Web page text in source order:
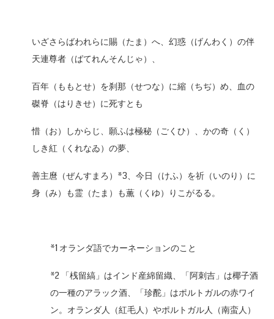
いざさらばわれらに賜（たま）へ、幻惑（げんわく）の伴
天連尊者（ばてれんそんじゃ）、
百年（ももとせ）を刹那（せつな）に縮（ちぢ）め、血の
磔脊（はりきせ）に死すとも
惜（お）しからじ、願ふは極秘（ごくひ）、かの奇（く）
しき紅（くれなゐ）の夢、
善主麿（ぜんすまろ）*3、今日（けふ）を祈（いのり）に
身（み）も霊（たま）も薫（くゆ）りこがるる。
*1 オランダ語でカーネーションのこと
*2 「桟留縞」はインド産綿留織、「阿刺吉」は椰子酒
の一種のアラック酒、「珍酡」はポルトガルの赤ワイ
ン。オランダ人（紅毛人）やポルトガル人（南蛮人）